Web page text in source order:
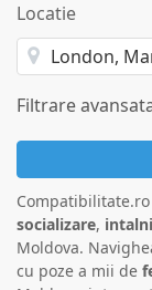
Locatie
Filtrare
socializare,
Moldova.
cu poze a mii de